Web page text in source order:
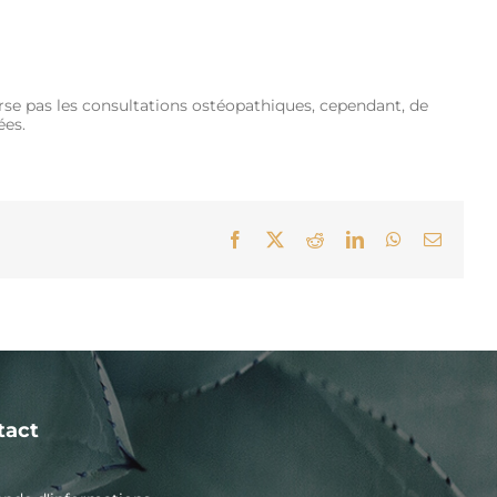
pas les consultations ostéopathiques, cependant, de
Facebook RedditLinkedInWhatsApp
Email